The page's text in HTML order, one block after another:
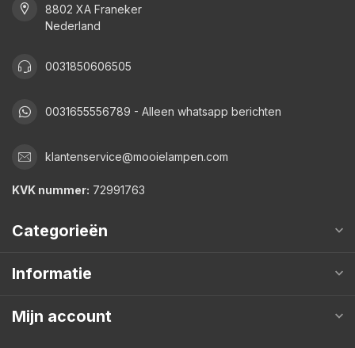
8802 XA Franeker
Nederland
0031850606505
0031655556789 - Alleen whatsapp berichten
klantenservice@mooielampen.com
KVK nummer: 72991763
Categorieën
Informatie
Mijn account